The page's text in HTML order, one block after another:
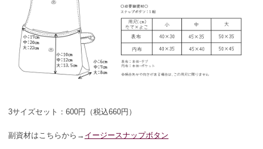
3サイズセット：600円（税込660円）
副資材はこちらから→ イージースナップボタン